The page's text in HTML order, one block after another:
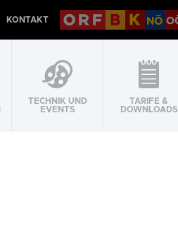
KONTAKT
TECHNIK UND
EVENTS
TARIFE &
DOWNLOADS